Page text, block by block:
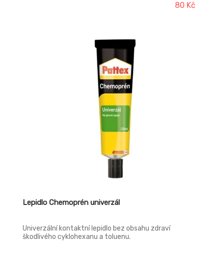
80 Kč
Lepidlo Chemoprén univerzál
Univerzální kontaktní lepidlo bez obsahu zdraví
škodlivého cyklohexanu a toluenu.